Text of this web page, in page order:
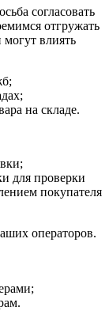
согласовать
отгружать
влиять
на складе.
для проверки
покупателя
операторов.